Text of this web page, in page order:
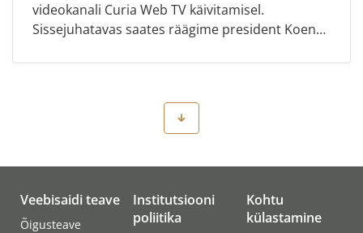
videokanali Curia Web TV käivitamisel.
Sissejuhatavas saates räägime president Koen
Liidu Kohtu ülesandest ning se...
Veebisaidi teave
Õigusteave
Institutsiooni
poliitika
Kohtu
külastamine